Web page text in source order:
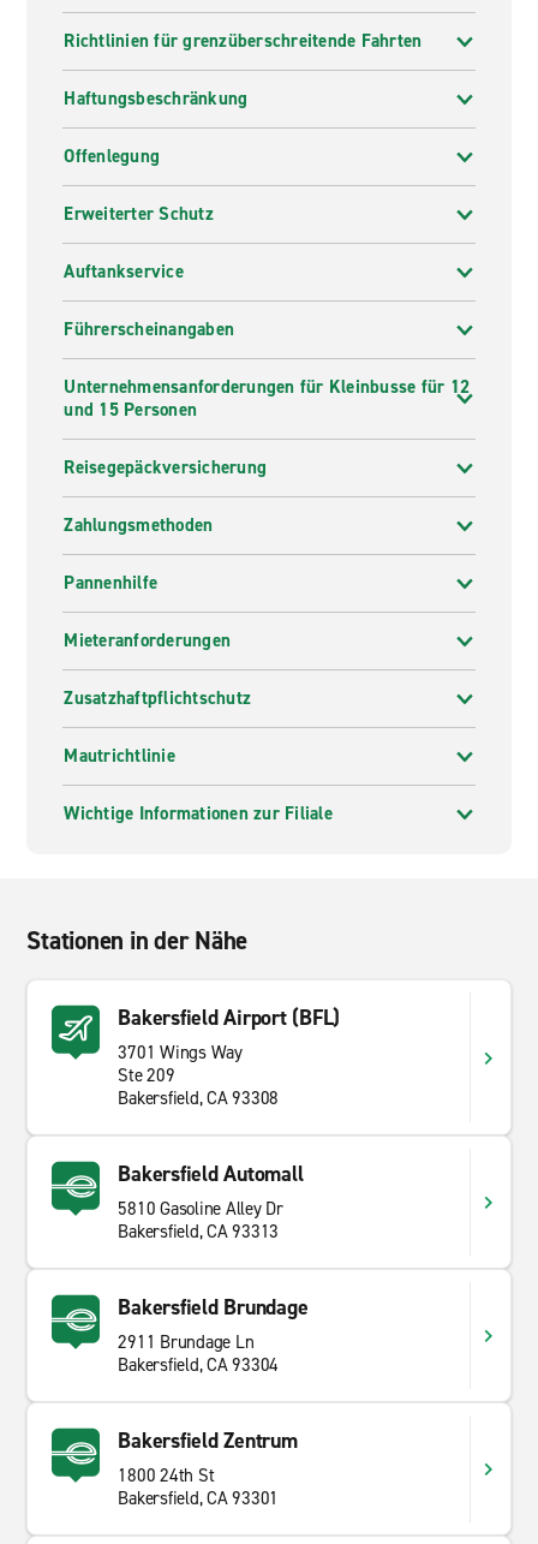
Richtlinien für grenzüberschreitende Fahrten
Haftungsbeschränkung
Offenlegung
Erweiterter Schutz
Auftankservice
Führerscheinangaben
Unternehmensanforderungen für Kleinbusse für 12
und 15 Personen
Reisegepäckversicherung
Zahlungsmethoden
Pannenhilfe
Mieteranforderungen
Zusatzhaftpflichtschutz
Mautrichtlinie
Wichtige Informationen zur Filiale
Stationen in der Nähe
Bakersfield Airport (BFL)
3701 Wings Way
Ste 209
Bakersfield, CA 93308
Bakersfield Automall
5810 Gasoline Alley Dr
Bakersfield, CA 93313
Bakersfield Brundage
2911 Brundage Ln
Bakersfield, CA 93304
Bakersfield Zentrum
1800 24th St
Bakersfield, CA 93301